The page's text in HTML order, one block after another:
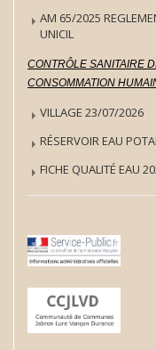
AM 65/2025
UNICIL
CONTRÔLE SANITAIRE
CONSOMMATION
VILLAGE 23/07/2026
RÉSERVOIR EAU
FICHE QUALITÉ EAU